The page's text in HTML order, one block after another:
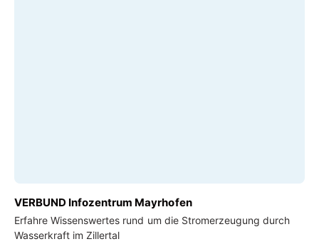
VERBUND Infozentrum Mayrhofen
Erfahre Wissenswertes rund um die Stromerzeugung durch
Wasserkraft im Zillertal